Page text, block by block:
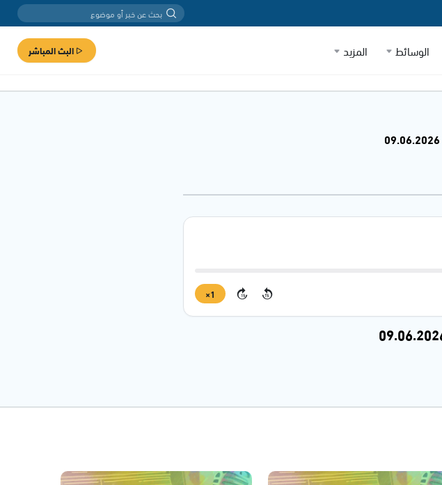
الوسائط المزيد البث المباشر
15
15
1×